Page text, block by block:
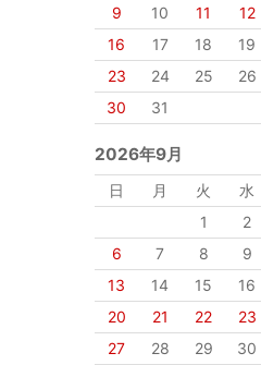
9
10 11 12
16
17 18 19
23
24 25 26
30
31
2026年9月
日 月 火 水
1
2
6
7 8 9
13
14 15 16
20
21 22 23
27
28 29 30